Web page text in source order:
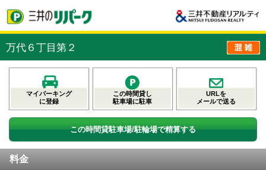
万代６丁目第２
マイパーキング
に登録
この時間貸し
駐車場に駐車
URLを
メールで送る
この時間貸駐車場/駐輪場で精算する
料金